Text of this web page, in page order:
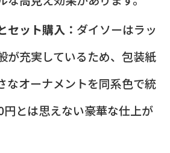
セット購入： ダイソーはラッ
が充実しているため、包装紙
なオーナメントを同系色で統
とは思えない豪華な仕上が